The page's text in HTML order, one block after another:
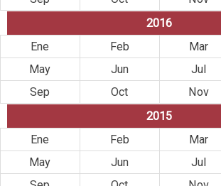
2016
Ene
Feb Mar
May
Jun Jul
Sep
Oct Nov
2015
Ene
Feb Mar
May
Jun Jul